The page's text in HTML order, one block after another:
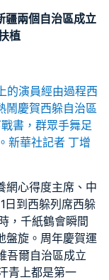
疆兩個自治區成立
植
的演員經由過程西
鬧慶賀西躲自治區
書，群眾手舞足
新華社記者 丁增
網心得度主席、中
日到西躲列席西躲
，千紙鶴會瞬間
盤旋。周年慶賀運
吾爾自治區成立
青上都是第一